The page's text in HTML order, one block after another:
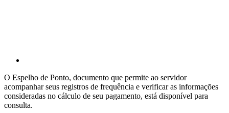
O Espelho de Ponto, documento que permite ao servidor
acompanhar seus registros de frequência e verificar as informações
consideradas no cálculo de seu pagamento, está disponível para
consulta.